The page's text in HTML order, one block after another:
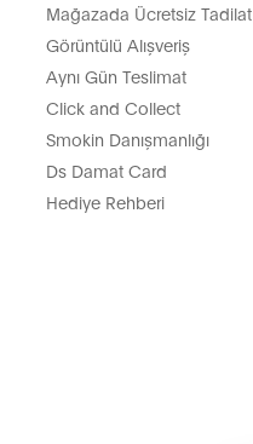
Mağazada Ücretsiz Tadilat
Görüntülü Alışveriş
Aynı Gün Teslimat
Click and Collect
Smokin Danışmanlığı
Ds Damat Card
Hediye Rehberi